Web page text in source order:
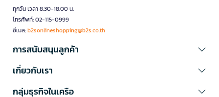
ทุกวัน เวลา 8.30-18.00 น.
โทรศัพท์: 02-115-0999
อีเมล:b2sonlineshopping@b2s.co.th
การสนับสนุนลูกค้า
เกี่ยวกับเรา
กลุ่มธุรกิจในเครือ